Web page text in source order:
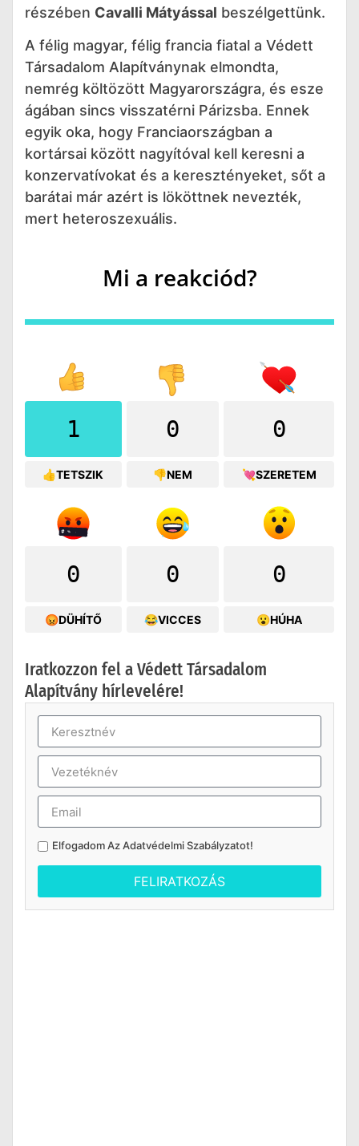
részében Cavalli Mátyással beszélgettünk.
A félig magyar, félig francia fiatal a Védett
Társadalom Alapítványnak elmondta,
nemrég költözött Magyarországra, és esze
ágában sincs visszatérni Párizsba. Ennek
egyik oka, hogy Franciaországban a
kortársai között nagyítóval kell keresni a
konzervatívokat és a keresztényeket, sőt a
barátai már azért is lököttnek nevezték,
mert heteroszexuális.
Mi a reakciód?
1
👍TETSZIK
0
👎NEM
0
💘SZERETEM
0
😡DÜHÍTŐ
0
😂VICCES
0
😮HÚHA
Iratkozzon fel a Védett Társadalom
Alapítvány hírlevelére!
Elfogadom AzAdatvédelmi Szabályzatot!
FELIRATKOZÁS